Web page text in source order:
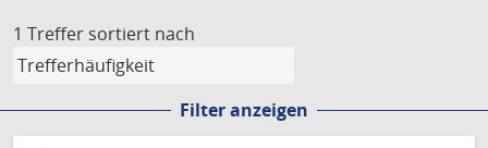
1 Treffer sortiert nach
Filter anzeigen